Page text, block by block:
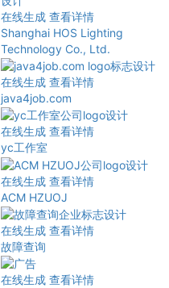
在线生成 查看详情
Shanghai HOS Lighting
Technology Co., Ltd.
在线生成 查看详情
java4job.com
在线生成 查看详情
yc工作室
在线生成 查看详情
ACM HZUOJ
在线生成 查看详情
故障查询
在线生成 查看详情